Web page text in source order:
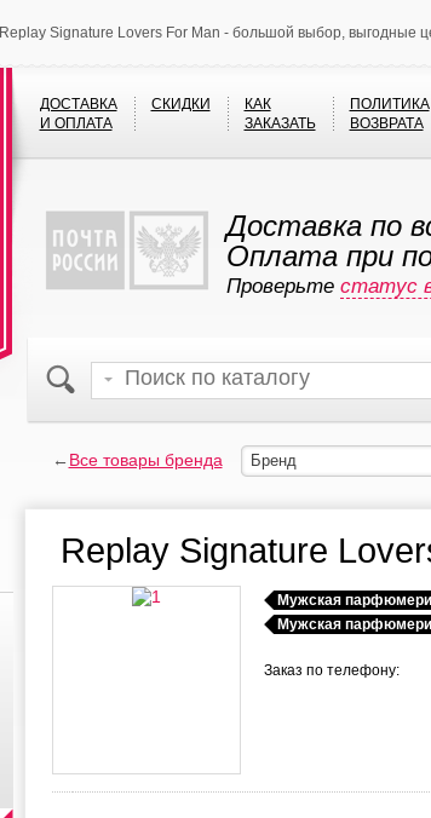
Replay Signature Lovers For Man - большой выбор, выгодные
ДОСТАВКА
И ОПЛАТА
СКИДКИ
КАК
ЗАКАЗАТЬ
ПОЛИТИКА
ВОЗВРАТА
Доставка по
Оплата при
Проверьте статус
←Все товары бренда Бренд
Replay Signature
Мужская
Мужская
Заказ по телефону: